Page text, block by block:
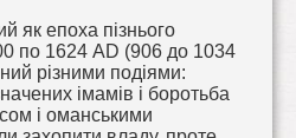
як епоха пізнього
по 1624 AD (906 до 1034
різними подіями:
імамів і боротьба
і оманськими